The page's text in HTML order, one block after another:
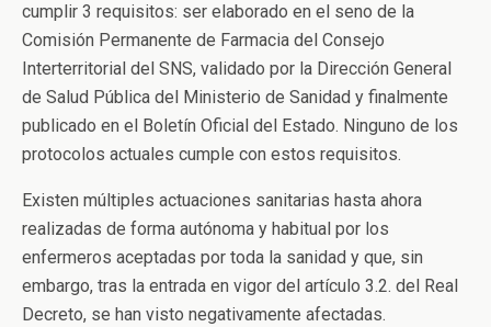
cumplir 3 requisitos: ser elaborado en el seno de la
Comisión Permanente de Farmacia del Consejo
Interterritorial del SNS, validado por la Dirección General
de Salud Pública del Ministerio de Sanidad y finalmente
publicado en el Boletín Oficial del Estado. Ninguno de los
protocolos actuales cumple con estos requisitos.
Existen múltiples actuaciones sanitarias hasta ahora
realizadas de forma autónoma y habitual por los
enfermeros aceptadas por toda la sanidad y que, sin
embargo, tras la entrada en vigor del artículo 3.2. del Real
Decreto, se han visto negativamente afectadas.